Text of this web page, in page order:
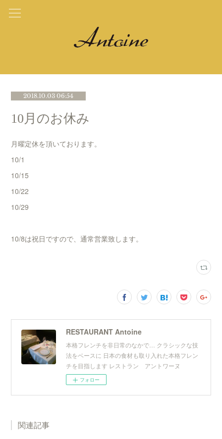
2018.10.03 06:54
10月のお休み
月曜定休を頂いております。
10/1
10/15
10/22
10/29
10/8は祝日ですので、通常営業致します。
RESTAURANT Antoine
本格フレンチを非日常のなかで… クラシックな技
法をベースに 日本の食材も取り入れた本格フレン
チを目指します レストラン アントワーヌ
フォロー
関連記事